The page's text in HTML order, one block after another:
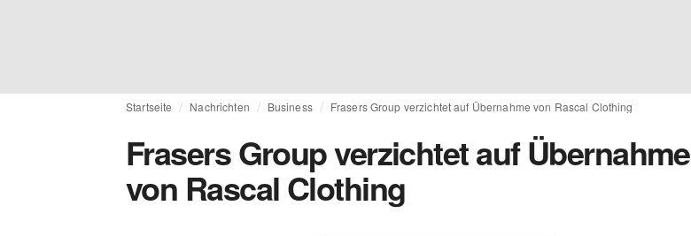
Startseite Nachrichten Business Frasers Group verzichtet auf Übernahme von Rascal Clothing
Frasers Group verzichtet auf Übernahme
von Rascal Clothing